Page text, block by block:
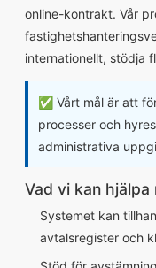
online-kontrakt. Vår
internationellt, stödja
✅ Vårt mål är att
processer och
administrativa
Vad vi kan hjälpa
Systemet kan
avtalsregister och